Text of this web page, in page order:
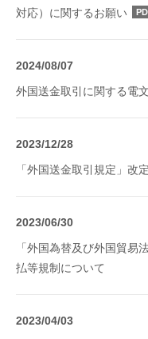
対応）に関するお願い
2024/08/07
外国送金取引に関する電
2023/12/28
「外国送金取引規定」改
2023/06/30
「外国為替及び外国貿易
払等規制について
2023/04/03